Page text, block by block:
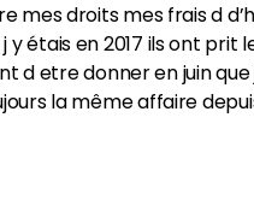
mes droits mes frais d
étais en 2017 ils ont prit
d etre donner en juin
la même affaire